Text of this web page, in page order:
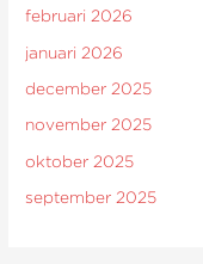
februari 2026
januari 2026
december 2025
november 2025
oktober 2025
september 2025